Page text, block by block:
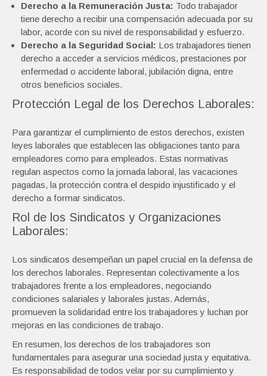
Derecho a la Remuneración Justa: Todo trabajador
tiene derecho a recibir una compensación adecuada por su
labor, acorde con su nivel de responsabilidad y esfuerzo.
Derecho a la Seguridad Social: Los trabajadores tienen
derecho a acceder a servicios médicos, prestaciones por
enfermedad o accidente laboral, jubilación digna, entre
otros beneficios sociales.
Protección Legal de los Derechos Laborales:
Para garantizar el cumplimiento de estos derechos, existen
leyes laborales que establecen las obligaciones tanto para
empleadores como para empleados. Estas normativas
regulan aspectos como la jornada laboral, las vacaciones
pagadas, la protección contra el despido injustificado y el
derecho a formar sindicatos.
Rol de los Sindicatos y Organizaciones
Laborales:
Los sindicatos desempeñan un papel crucial en la defensa de
los derechos laborales. Representan colectivamente a los
trabajadores frente a los empleadores, negociando
condiciones salariales y laborales justas. Además,
promueven la solidaridad entre los trabajadores y luchan por
mejoras en las condiciones de trabajo.
En resumen, los derechos de los trabajadores son
fundamentales para asegurar una sociedad justa y equitativa.
Es responsabilidad de todos velar por su cumplimiento y